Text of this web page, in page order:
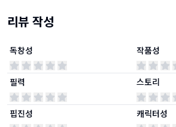
리뷰 작성
독창성
필력
핍진성
작품성
스토리
캐릭터성